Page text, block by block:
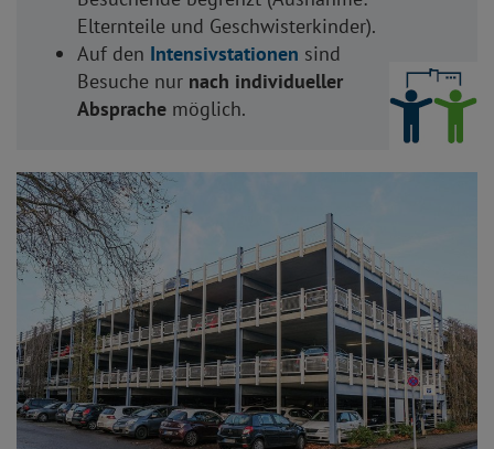
Elternteile und Geschwisterkinder).
Auf den Intensivstationen sind
Besuche nur nach individueller
Absprache möglich.